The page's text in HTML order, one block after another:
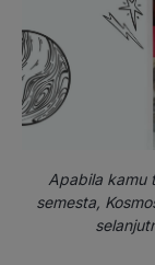
Apabila kamu
semesta,